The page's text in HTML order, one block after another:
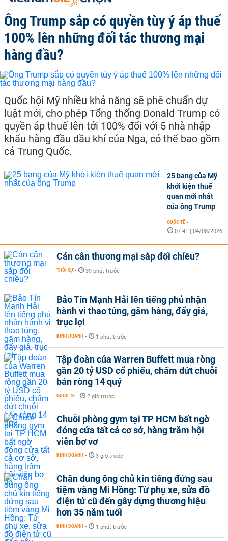
Ông Trump sắp có quyền tùy ý áp thuế
100% lên những đối tác thương mại
hàng đầu?
Quốc hội Mỹ nhiều khả năng sẽ phê chuẩn dự
luật mới, cho phép Tổng thống Donald Trump có
quyền áp thuế lên tới 100% đối với 5 nhà nhập
khẩu hàng đầu dầu khí của Nga, có thể bao gồm
cả Trung Quốc.
25 bang của Mỹ
khởi kiện thuế
quan mới nhất
của ông Trump
QUỐC TẾ -
07:41 | 04/08/2026
Cán cân thương mại sắp đổi chiều?
THỜI SỰ - 39 phút trước
Bảo Tín Mạnh Hải lên tiếng phủ nhận
hành vi thao túng, găm hàng, đẩy giá,
trục lợi
KINH DOANH - 1 phút trước
Tập đoàn của Warren Buffett mua ròng
gần 20 tỷ USD cổ phiếu, chấm dứt chuỗi
bán ròng 14 quý
QUỐC TẾ - 2 giờ trước
Chuỗi phòng gym tại TP HCM bất ngờ
đóng cửa tất cả cơ sở, hàng trăm hội
viên bơ vơ
KINH DOANH - 3 giờ trước
Chân dung ông chủ kín tiếng đứng sau
tiệm vàng Mi Hồng: Từ phụ xe, sửa đồ
điện tử cũ đến gây dựng thương hiệu
hơn 35 năm tuổi
KINH DOANH - 1 phút trước